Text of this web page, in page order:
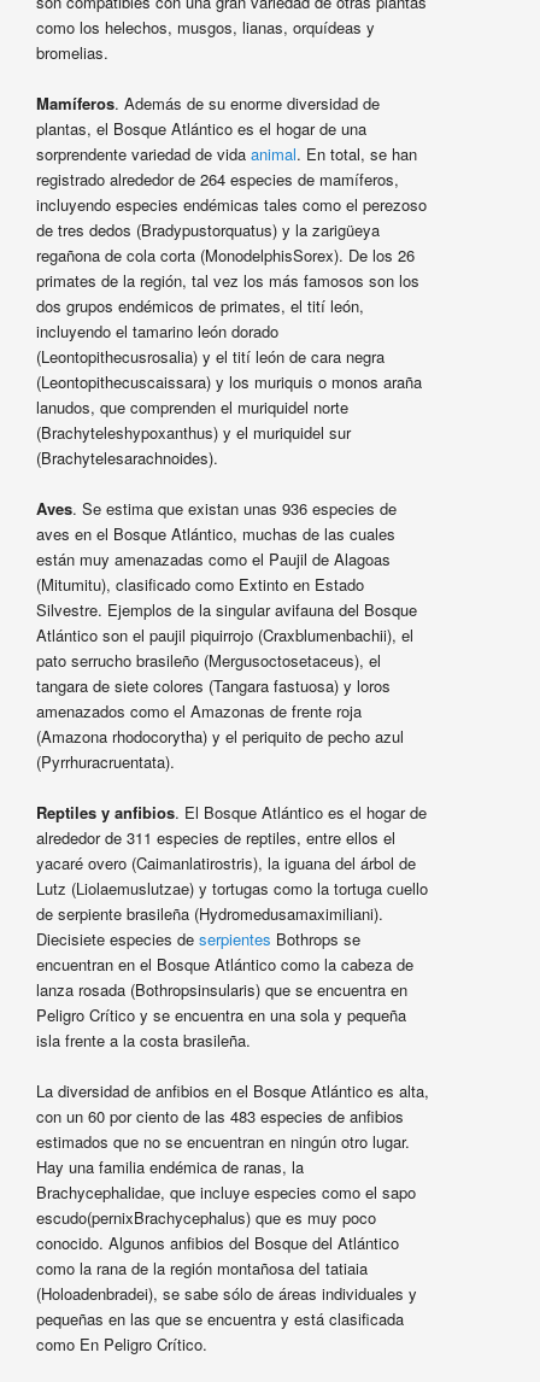
como los helechos, musgos, lianas, orquídeas y
bromelias.
Mamíferos. Además de su enorme diversidad de
plantas, el Bosque Atlántico es el hogar de una
sorprendente variedad de vida animal. En total, se han
registrado alrededor de 264 especies de mamíferos,
incluyendo especies endémicas tales como el perezoso
de tres dedos (Bradypustorquatus) y la zarigüeya
regañona de cola corta (MonodelphisSorex). De los 26
primates de la región, tal vez los más famosos son los
dos grupos endémicos de primates, el tití león,
incluyendo el tamarino león dorado
(Leontopithecusrosalia) y el tití león de cara negra
(Leontopithecuscaissara) y los muriquis o monos araña
lanudos, que comprenden el muriquidel norte
(Brachyteleshypoxanthus) y el muriquidel sur
(Brachytelesarachnoides).
Aves. Se estima que existan unas 936 especies de
aves en el Bosque Atlántico, muchas de las cuales
están muy amenazadas como el Paujil de Alagoas
(Mitumitu), clasificado como Extinto en Estado
Silvestre. Ejemplos de la singular avifauna del Bosque
Atlántico son el paujil piquirrojo (Craxblumenbachii), el
pato serrucho brasileño (Mergusoctosetaceus), el
tangara de siete colores (Tangara fastuosa) y loros
amenazados como el Amazonas de frente roja
(Amazona rhodocorytha) y el periquito de pecho azul
(Pyrrhuracruentata).
Reptiles y anfibios. El Bosque Atlántico es el hogar de
alrededor de 311 especies de reptiles, entre ellos el
yacaré overo (Caimanlatirostris), la iguana del árbol de
Lutz (Liolaemuslutzae) y tortugas como la tortuga cuello
de serpiente brasileña (Hydromedusamaximiliani).
Diecisiete especies de serpientes Bothrops se
encuentran en el Bosque Atlántico como la cabeza de
lanza rosada (Bothropsinsularis) que se encuentra en
Peligro Crítico y se encuentra en una sola y pequeña
isla frente a la costa brasileña.
La diversidad de anfibios en el Bosque Atlántico es alta,
con un 60 por ciento de las 483 especies de anfibios
estimados que no se encuentran en ningún otro lugar.
Hay una familia endémica de ranas, la
Brachycephalidae, que incluye especies como el sapo
escudo(pernixBrachycephalus) que es muy poco
conocido. Algunos anfibios del Bosque del Atlántico
como la rana de la región montañosa deI tatiaia
(Holoadenbradei), se sabe sólo de áreas individuales y
pequeñas en las que se encuentra y está clasificada
como En Peligro Crítico.